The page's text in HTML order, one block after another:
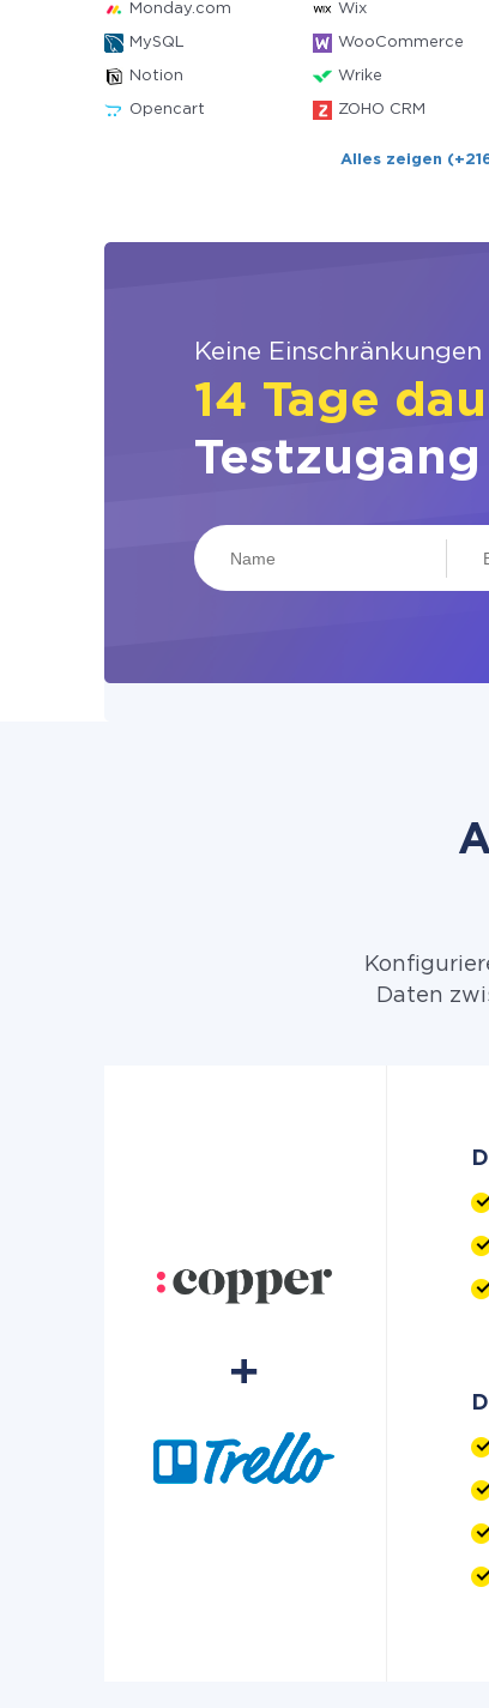
Monday.com Wix
MySQL WooCommerce
Notion Wrike
Opencart ZOHO CRM
Alles zeigen
Keine Einschränkungen
14 Tage
Testzugang
Daten